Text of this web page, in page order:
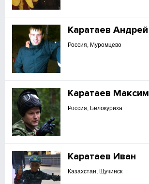
Каратаев Андрей
Россия, Муромцево
Каратаев Максим
Россия, Белокуриха
Каратаев Иван
Казахстан, Щучинск